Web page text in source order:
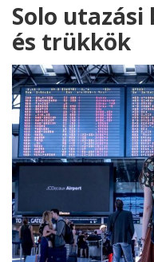
Solo
és trükkök